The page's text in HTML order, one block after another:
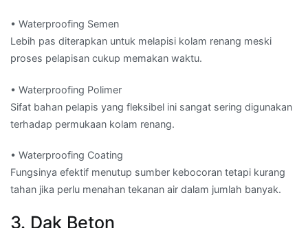
• Waterproofing Semen
Lebih pas diterapkan untuk melapisi kolam renang meski
proses pelapisan cukup memakan waktu.
• Waterproofing Polimer
Sifat bahan pelapis yang fleksibel ini sangat sering digunakan
terhadap permukaan kolam renang.
• Waterproofing Coating
Fungsinya efektif menutup sumber kebocoran tetapi kurang
tahan jika perlu menahan tekanan air dalam jumlah banyak.
3. Dak Beton